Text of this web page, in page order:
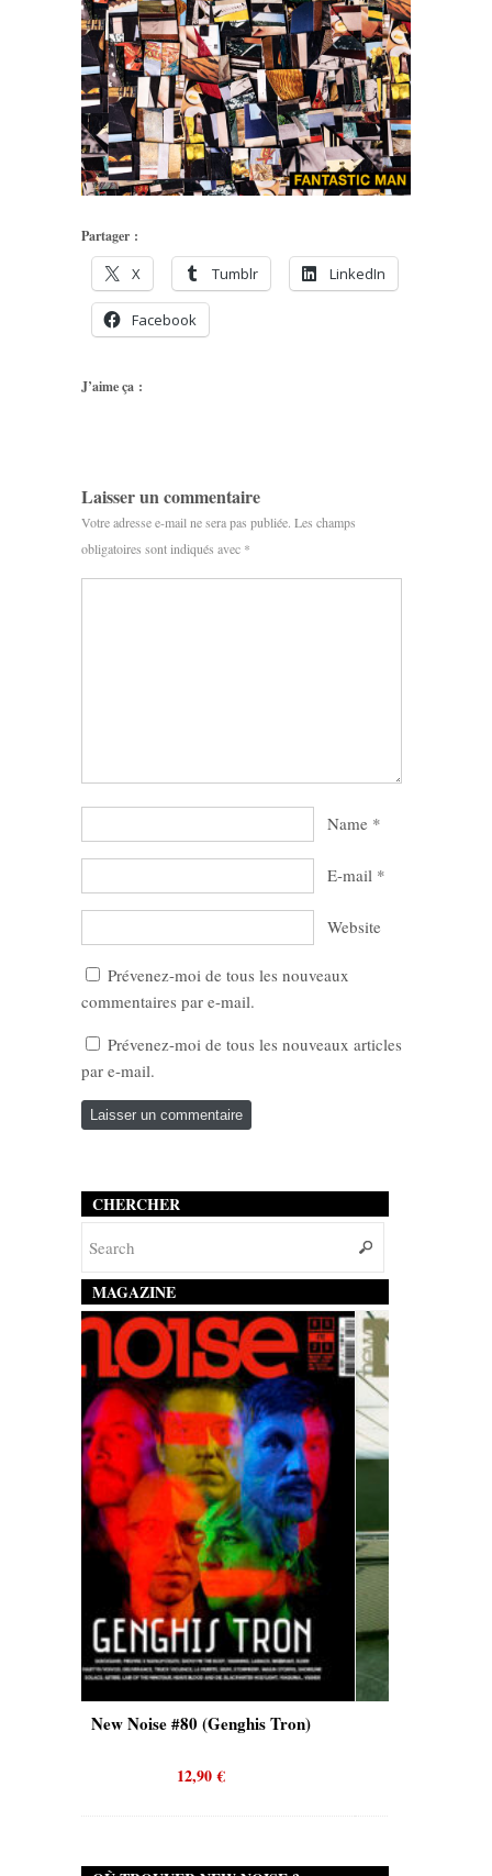
Partager :
X Tumblr LinkedIn
Facebook
J’aime ça :
Laisser un commentaire
Votre adresse e-mail ne sera pas publiée. Les champs
obligatoires sont indiqués avec *
Name *
E-mail *
Website
Prévenez-moi de tous les nouveaux
commentaires par e-mail.
Prévenez-moi de tous les nouveaux articles
par e-mail.
CHERCHER
MAGAZINE
#80 (Genghis Tron) New Noise #80 (Quicksand)